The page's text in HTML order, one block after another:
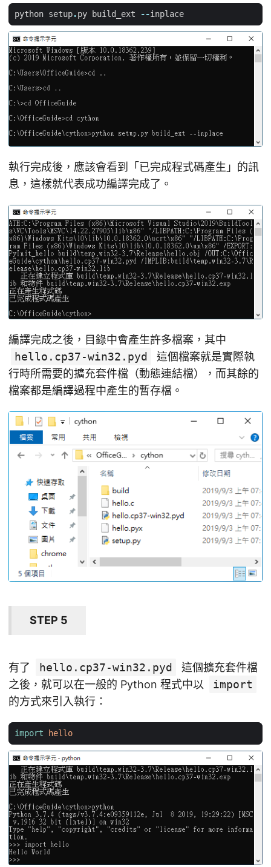
python setup.py build_ext --inplace
執行完成後，應該會看到「已完成程式碼產生」的訊
息，這樣就代表成功編譯完成了。
編譯完成之後，目錄中會產生許多檔案，其中
hello.cp37-win32.pyd
這個檔案就是實際執
行時所需要的擴充套件檔（動態連結檔），而其餘的
檔案都是編譯過程中產生的暫存檔。
STEP 5
有了 hello.cp37-win32.pyd
這個擴充套件檔
之後，就可以在一般的 Python 程式中以
import
的方式來引入執行：
import hello